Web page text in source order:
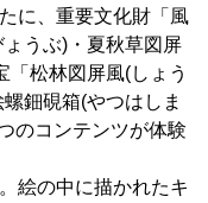
に、重要文化財「風
うぶ)・夏秋草図屏
「松林図屏風(しょう
鈿硯箱(やつはしま
のコンテンツが体験
絵の中に描かれたキ